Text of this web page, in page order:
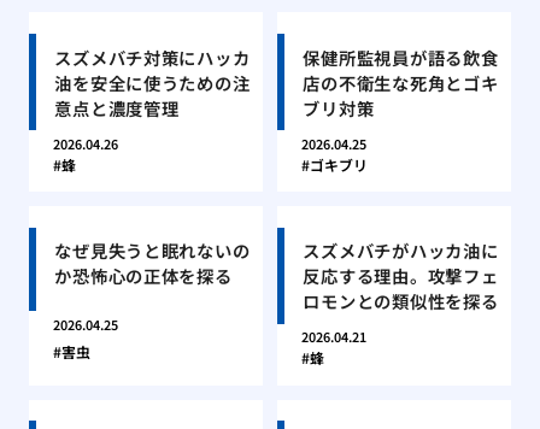
スズメバチ対策にハッカ
油を安全に使うための注
意点と濃度管理
2026.04.26
蜂
保健所監視員が語る飲食
店の不衛生な死角とゴキ
ブリ対策
2026.04.25
ゴキブリ
なぜ見失うと眠れないの
か恐怖心の正体を探る
2026.04.25
害虫
スズメバチがハッカ油に
反応する理由。攻撃フェ
ロモンとの類似性を探る
2026.04.21
蜂